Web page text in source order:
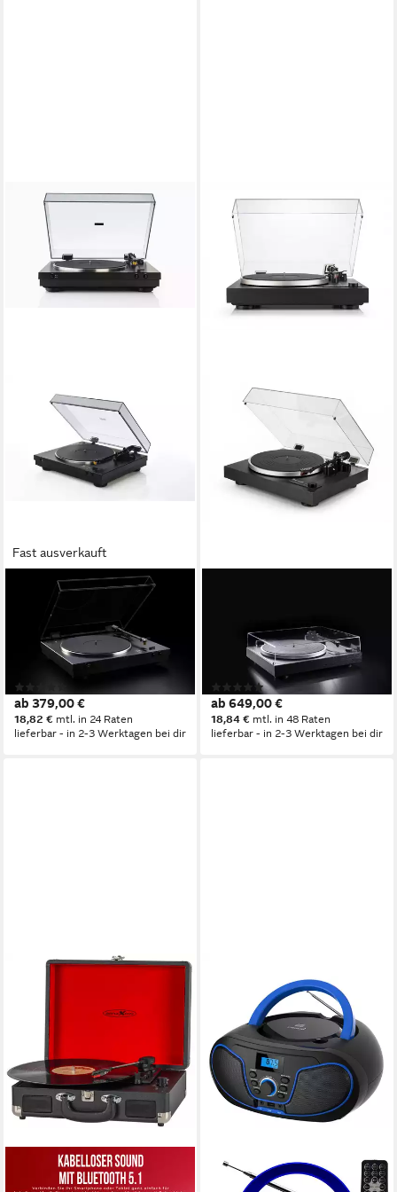
Fast ausverkauft
CS 329 Plattenspieler
(Riemenantrieb, Vollautomat,
Plug&Play, eingebauter
Phono-Vorverstärker)
ab 379,00 €
18,82 € mtl. in 24 Raten
lieferbar - in 2-3 Werktagen bei dir
(Riemenantrieb, abschaltbarer
Phono-Vorverstärker, manuell,
schwarz)
(5)
ab 649,00 €
18,84 € mtl. in 48 Raten
lieferbar - in 2-3 Werktagen bei dir